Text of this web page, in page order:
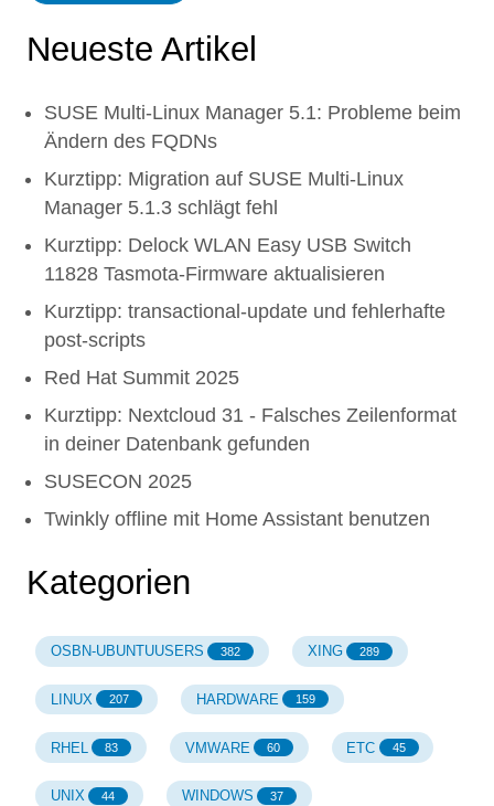
Neueste Artikel
SUSE Multi-Linux Manager 5.1: Probleme beim
Ändern des FQDNs
Kurztipp: Migration auf SUSE Multi-Linux
Manager 5.1.3 schlägt fehl
Kurztipp: Delock WLAN Easy USB Switch
11828 Tasmota-Firmware aktualisieren
Kurztipp: transactional-update und fehlerhafte
post-scripts
Red Hat Summit 2025
Kurztipp: Nextcloud 31 - Falsches Zeilenformat
in deiner Datenbank gefunden
SUSECON 2025
Twinkly offline mit Home Assistant benutzen
Kategorien
OSBN-UBUNTUUSERS 382 XING 289
LINUX 207 HARDWARE 159
RHEL 83 VMWARE 60 ETC 45
UNIX 44 WINDOWS 37